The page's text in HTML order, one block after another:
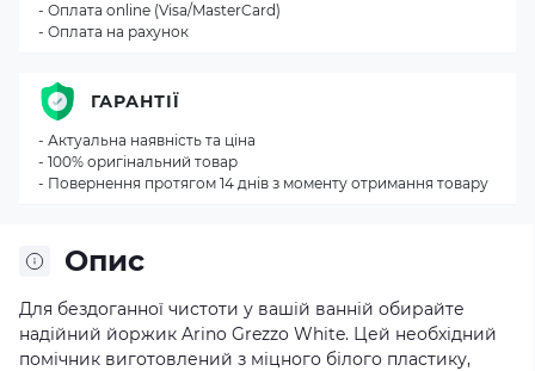
Опис
Для бездоганної чистоти у вашій ванній обирайте
надійний йоржик Arino Grezzo White. Цей необхідний
помічник виготовлений з міцного білого пластику,
- Оплата online (Visa/MasterCard)
- Оплата на рахунок
ГАРАНТІЇ
- Актуальна наявність та ціна
- 100% оригінальний товар
- Повернення протягом 14 днів з моменту отримання товару